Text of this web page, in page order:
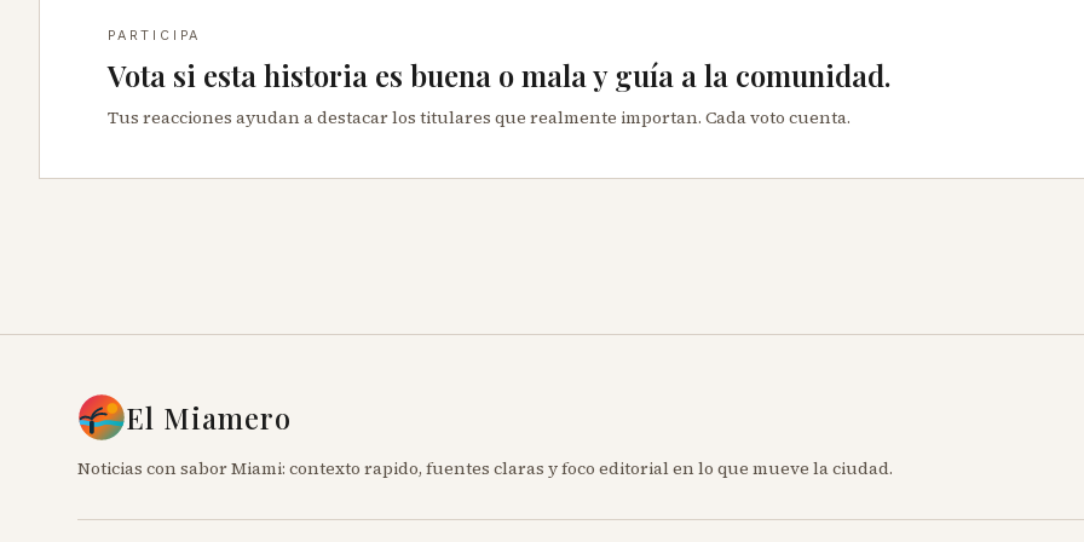
PARTICIPA
Vota si esta historia es buena o mala y guía a la comunidad.
Tus reacciones ayudan a destacar los titulares que realmente importan. Cada voto cuenta.
El Miamero
Noticias con sabor Miami: contexto rapido, fuentes claras y foco editorial en lo que mueve la ciudad.